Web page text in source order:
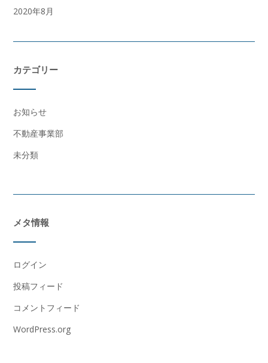
2020年8月
カテゴリー
お知らせ
不動産事業部
未分類
メタ情報
ログイン
投稿フィード
コメントフィード
WordPress.org